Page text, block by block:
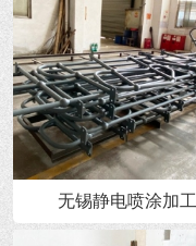
无锡静电喷涂加工